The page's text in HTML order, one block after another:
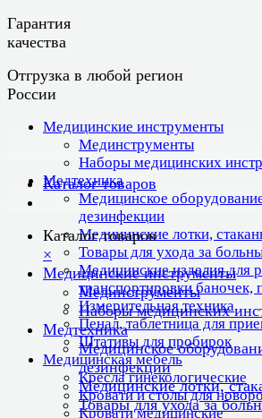
Гарантия
качества
Отгрузка в любой регион
России
Медицинские инструменты
Мединструменты
Наборы медицинских
Медтехника
Медицинское
дезинфекции
Медицинские лотки,
Товары для ухода за
Медицинские изделия для
транспортировки баночек,
Измерительная техника
Пенал, таблетница для
Штативы для пробирок
Медицинская мебель
Кресла гинекологические
Кровати и столы для
Кровати медицинские
Каталог товаров
Каталог товаров
×
Медицинские инструменты
Мединструменты
Наборы медицинских
Медтехника
Медицинское
дезинфекции
Медицинские лотки,
Товары для ухода за